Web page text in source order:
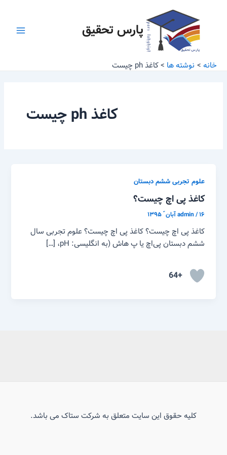
پارس تحقیق
خانه نوشته ها کاغذ ph چیست
کاغذ ph چیست
علوم تجربی ششم دبستان
کاغذ پی اچ چیست؟
admin/۱۶ آبان ّ ۱۳۹۵
کاغذ پی اچ چیست؟ کاغذ پی اچ چیست؟ علوم تجربی سال
ششم دبستان پی‌اچ یا پ هاش (به انگلیسی: pH، […]
+64
کلیه حقوق این سایت متعلق به شرکت ستاک می باشد.